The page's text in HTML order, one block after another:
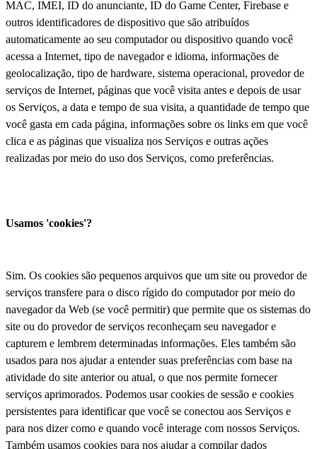
MAC, IMEI, ID do anunciante, ID do Game Center, Firebase e
outros identificadores de dispositivo que são atribuídos
automaticamente ao seu computador ou dispositivo quando você
acessa a Internet, tipo de navegador e idioma, informações de
geolocalização, tipo de hardware, sistema operacional, provedor de
serviços de Internet, páginas que você visita antes e depois de usar
os Serviços, a data e tempo de sua visita, a quantidade de tempo que
você gasta em cada página, informações sobre os links em que você
clica e as páginas que visualiza nos Serviços e outras ações
realizadas por meio do uso dos Serviços, como preferências.
Usamos 'cookies'?
Sim. Os cookies são pequenos arquivos que um site ou provedor de
serviços transfere para o disco rígido do computador por meio do
navegador da Web (se você permitir) que permite que os sistemas do
site ou do provedor de serviços reconheçam seu navegador e
capturem e lembrem determinadas informações. Eles também são
usados para nos ajudar a entender suas preferências com base na
atividade do site anterior ou atual, o que nos permite fornecer
serviços aprimorados. Podemos usar cookies de sessão e cookies
persistentes para identificar que você se conectou aos Serviços e
para nos dizer como e quando você interage com nossos Serviços.
Também usamos cookies para nos ajudar a compilar dados